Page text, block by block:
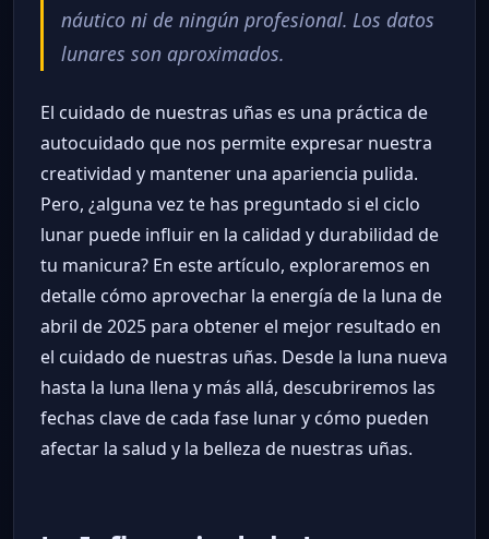
náutico ni de ningún profesional. Los datos
lunares son aproximados.
El cuidado de nuestras uñas es una práctica de
autocuidado que nos permite expresar nuestra
creatividad y mantener una apariencia pulida.
Pero, ¿alguna vez te has preguntado si el ciclo
lunar puede influir en la calidad y durabilidad de
tu manicura? En este artículo, exploraremos en
detalle cómo aprovechar la energía de la luna de
abril de 2025 para obtener el mejor resultado en
el cuidado de nuestras uñas. Desde la luna nueva
hasta la luna llena y más allá, descubriremos las
fechas clave de cada fase lunar y cómo pueden
afectar la salud y la belleza de nuestras uñas.